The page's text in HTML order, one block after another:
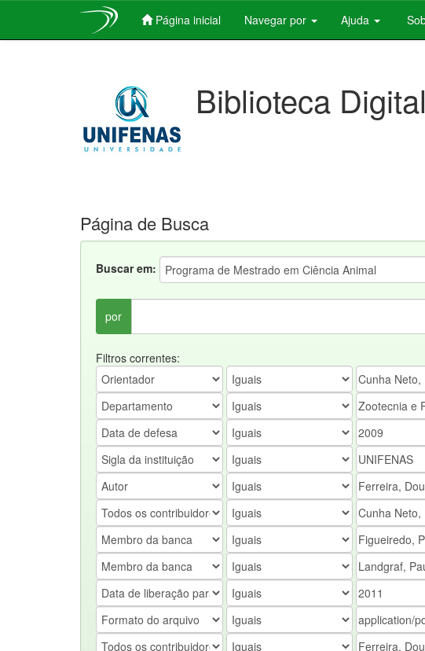
Página inicial Navegar por Ajuda
Biblioteca
Página de Busca
Buscar em:
por
Filtros correntes: